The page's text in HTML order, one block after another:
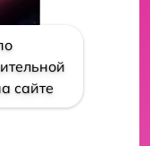
сайте